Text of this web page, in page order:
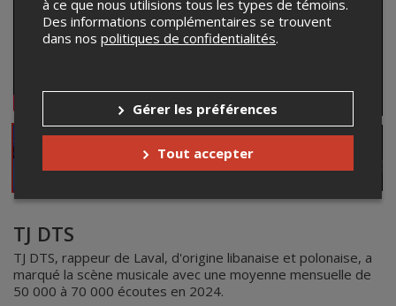
TJ DTS
TJ DTS, rappeur de Laval, d'origine libanaise et polonaise, a
marqué la scène musicale avec une moyenne mensuelle de
50 000 à 70 000 écoutes en 2024.
à ce que nous utilisions tous les types de témoins.
Des informations complémentaires se trouvent
dans nos politiques de confidentialités.
Gérer les préférences
Tout accepter